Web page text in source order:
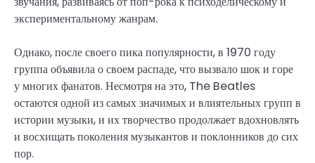
экспериментальному жанрам.
Однако, после своего пика популярности, в 1970 году
группа объявила о своем распаде, что вызвало шок и горе
у многих фанатов. Несмотря на это, The Beatles
остаются одной из самых значимых и влиятельных групп в
истории музыки, и их творчество продолжает вдохновлять
и восхищать поколения музыкантов и поклонников до сих
пор.